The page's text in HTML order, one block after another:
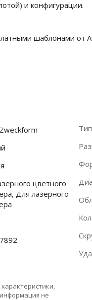
и конфигурации.
шаблонами
цветного
Для лазерного
не